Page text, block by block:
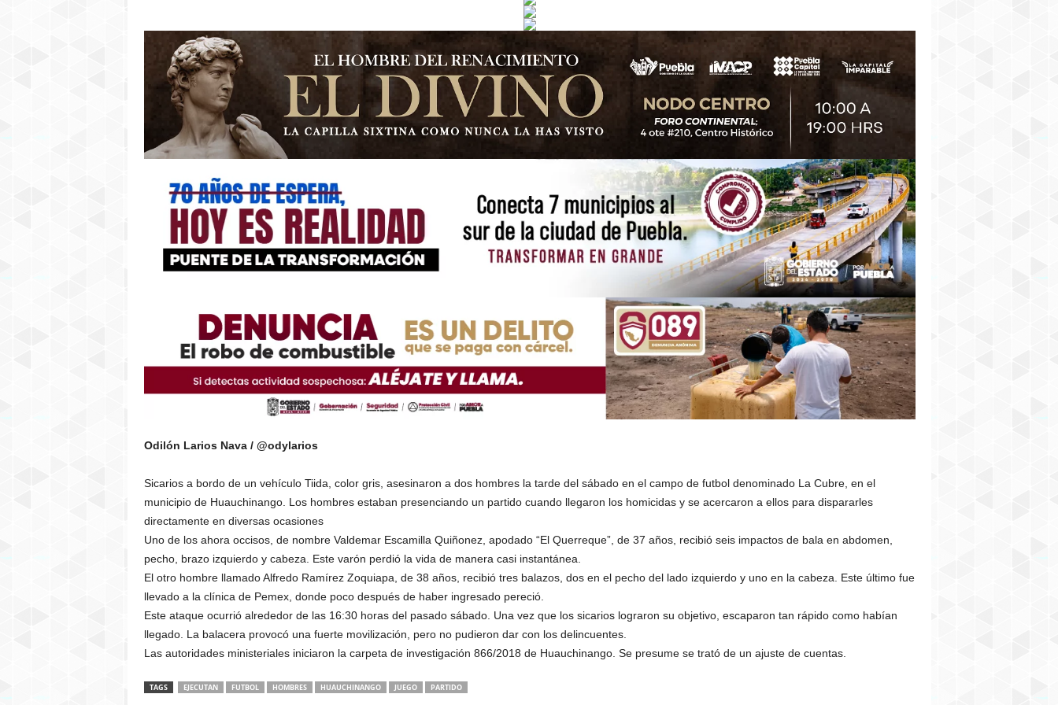
Odilón Larios Nava / @odylarios
Sicarios a bordo de un vehículo Tiida, color gris, asesinaron a dos hombres la tarde del sábado en el campo de futbol denominado La Cubre, en el
municipio de Huauchinango. Los hombres estaban presenciando un partido cuando llegaron los homicidas y se acercaron a ellos para dispararles
directamente en diversas ocasiones
Uno de los ahora occisos, de nombre Valdemar Escamilla Quiñonez, apodado “El Querreque”, de 37 años, recibió seis impactos de bala en abdomen,
pecho, brazo izquierdo y cabeza. Este varón perdió la vida de manera casi instantánea.
El otro hombre llamado Alfredo Ramírez Zoquiapa, de 38 años, recibió tres balazos, dos en el pecho del lado izquierdo y uno en la cabeza. Este último fue
llevado a la clínica de Pemex, donde poco después de haber ingresado pereció.
Este ataque ocurrió alrededor de las 16:30 horas del pasado sábado. Una vez que los sicarios lograron su objetivo, escaparon tan rápido como habían
llegado. La balacera provocó una fuerte movilización, pero no pudieron dar con los delincuentes.
Las autoridades ministeriales iniciaron la carpeta de investigación 866/2018 de Huauchinango. Se presume se trató de un ajuste de cuentas.
TAGS EJECUTAN FUTBOL HOMBRES HUAUCHINANGO JUEGO PARTIDO